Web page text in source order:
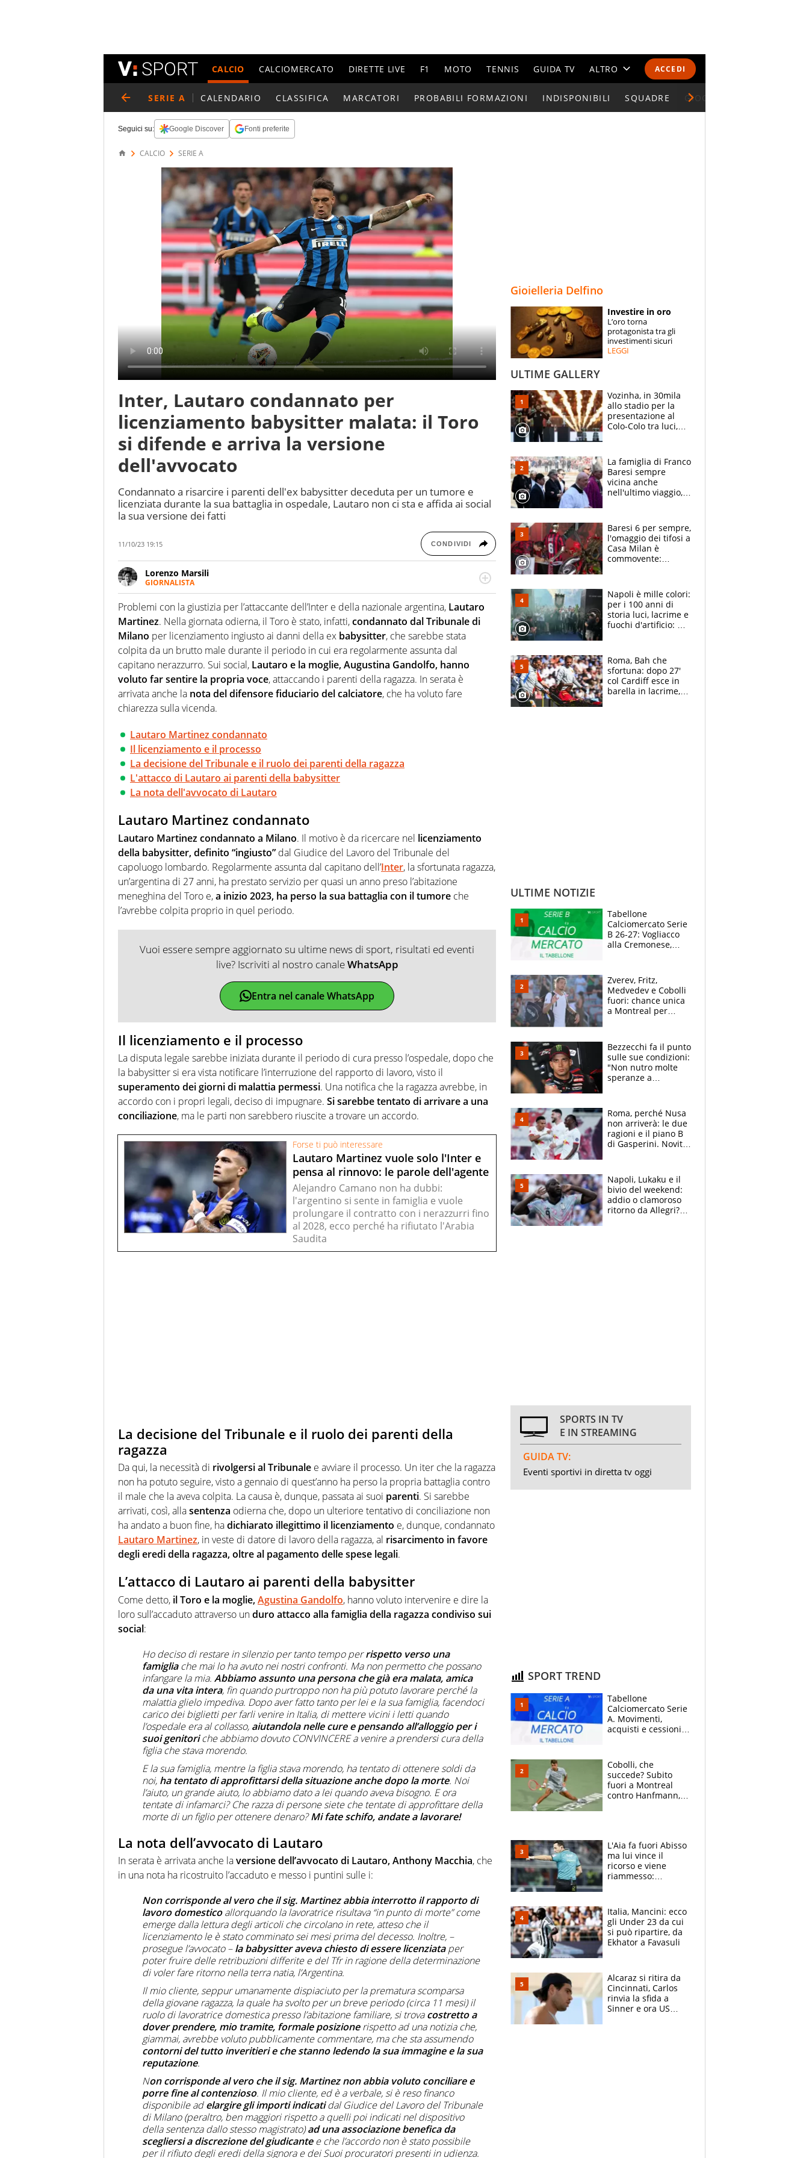
ACCEDI
CALCIO CALCIOMERCATO DIRETTE LIVE F1 MOTO TENNIS GUIDA TV ALTRO
CALENDARI E CLASSIFICHE
ESPERTI
CONTATTI
SERIE A CALENDARIO CLASSIFICA MARCATORI PROBABILI FORMAZIONI INDISPONIBILI SQUADRE GIOCATORI SERIE A
Seguici su: Google Discover Fonti preferite
CALCIO SERIE A
Inter, Lautaro condannato per
licenziamento babysitter malata: il Toro
si difende e arriva la versione
dell'avvocato
Condannato a risarcire i parenti dell'ex babysitter deceduta per un tumore e
licenziata durante la sua battaglia in ospedale, Lautaro non ci sta e affida ai social
la sua versione dei fatti
11/10/23 19:15 CONDIVIDI
Lorenzo Marsili
GIORNALISTA
Giornalista pubblicista, redattore, divulgatore. E' una delle anime video del sito:
racconta in immagini un evento e lo fa come pochi altri
Problemi con la giustizia per l’attaccante dell’Inter e della nazionale argentina, Lautaro
Martinez. Nella giornata odierna, il Toro è stato, infatti,condannato dal Tribunale di
Milano per licenziamento ingiusto ai danni della ex babysitter, che sarebbe stata
colpita da un brutto male durante il periodo in cui era regolarmente assunta dal
capitano nerazzurro. Sui social, Lautaro e la moglie, Augustina Gandolfo, hanno
voluto far sentire la propria voce, attaccando i parenti della ragazza. In serata è
arrivata anche la nota del difensore fiduciario del calciatore, che ha voluto fare
chiarezza sulla vicenda.
Lautaro Martinez condannato
Il licenziamento e il processo
La decisione del Tribunale e il ruolo dei parenti della ragazza
L'attacco di Lautaro ai parenti della babysitter
La nota dell'avvocato di Lautaro
Lautaro Martinez condannato
Lautaro Martinez condannato a Milano. Il motivo è da ricercare nel licenziamento
della babysitter, definito “ingiusto” dal Giudice del Lavoro del Tribunale del
capoluogo lombardo. Regolarmente assunta dal capitano dell’Inter, la sfortunata ragazza,
un’argentina di 27 anni, ha prestato servizio per quasi un anno preso l’abitazione
meneghina del Toro e,a inizio 2023, ha perso la sua battaglia con il tumore che
l’avrebbe colpita proprio in quel periodo.
Vuoi essere sempre aggiornato su ultime news di sport, risultati ed eventi
live? Iscriviti al nostro canaleWhatsApp
Entra nel canale WhatsApp
Il licenziamento e il processo
La disputa legale sarebbe iniziata durante il periodo di cura presso l’ospedale, dopo che
la babysitter si era vista notificare l’interruzione del rapporto di lavoro, visto il
superamento dei giorni di malattia permessi. Una notifica che la ragazza avrebbe, in
accordo con i propri legali, deciso di impugnare. Si sarebbe tentato di arrivare a una
conciliazione, ma le parti non sarebbero riuscite a trovare un accordo.
Forse ti può interessare
Lautaro Martinez vuole solo l'Inter e
pensa al rinnovo: le parole dell'agente
Alejandro Camano non ha dubbi:
l'argentino si sente in famiglia e vuole
prolungare il contratto con i nerazzurri fino
al 2028, ecco perché ha rifiutato l'Arabia
Saudita
La decisione del Tribunale e il ruolo dei parenti della
ragazza
Da qui, la necessità di rivolgersi al Tribunale e avviare il processo. Un iter che la ragazza
non ha potuto seguire, visto a gennaio di quest’anno ha perso la propria battaglia contro
il male che la aveva colpita. La causa è, dunque, passata ai suoi parenti. Si sarebbe
arrivati, così, allasentenza odierna che, dopo un ulteriore tentativo di conciliazione non
ha andato a buon fine, hadichiarato illegittimo il licenziamento e, dunque, condannato
Lautaro Martinez, in veste di datore di lavoro della ragazza, al risarcimento in favore
degli eredi della ragazza, oltre al pagamento delle spese legali.
L’attacco di Lautaro ai parenti della babysitter
Come detto, il Toro e la moglie,Agustina Gandolfo, hanno voluto intervenire e dire la
loro sull’accaduto attraverso unduro attacco alla famiglia della ragazza condiviso sui
social:
Ho deciso di restare in silenzio per tanto tempo perrispetto verso una
famigliache mai lo ha avuto nei nostri confronti. Ma non permetto che possano
infangare la mia. Abbiamo assunto una persona che già era malata, amica
da una vita intera, fin quando purtroppo non ha più potuto lavorare perché la
malattia glielo impediva. Dopo aver fatto tanto per lei e la sua famiglia, facendoci
carico dei biglietti per farli venire in Italia, di mettere vicini i letti quando
l’ospedale era al collasso, aiutandola nelle cure e pensando all’alloggio per i
suoi genitoriche abbiamo dovuto CONVINCERE a venire a prendersi cura della
figlia che stava morendo.
E la sua famiglia, mentre la figlia stava morendo, ha tentato di ottenere soldi da
noi, ha tentato di approfittarsi della situazione anche dopo la morte. Noi
l’aiuto, un grande aiuto, lo abbiamo dato a lei quando aveva bisogno. E ora
tentate di infamarci? Che razza di persone siete che tentate di approfittare della
morte di un figlio per ottenere denaro?Mi fate schifo, andate a lavorare!
La nota dell’avvocato di Lautaro
In serata è arrivata anche laversione dell’avvocato di Lautaro, Anthony Macchia, che
in una nota ha ricostruito l’accaduto e messo i puntini sulle i:
Non corrisponde al vero che il sig. Martinez abbia interrotto il rapporto di
lavoro domesticoallorquando la lavoratrice risultava “in punto di morte” come
emerge dalla lettura degli articoli che circolano in rete, atteso che il
licenziamento le è stato comminato sei mesi prima del decesso. Inoltre, –
prosegue l’avvocato –la babysitter aveva chiesto di essere licenziataper
poter fruire delle retribuzioni differite e del Tfr in ragione della determinazione
di voler fare ritorno nella terra natia, l’Argentina.
Il mio cliente, seppur umanamente dispiaciuto per la prematura scomparsa
della giovane ragazza, la quale ha svolto per un breve periodo (circa 11 mesi) il
ruolo di lavoratrice domestica presso l’abitazione familiare, si trovacostretto a
dover prendere, mio tramite, formale posizionerispetto ad una notizia che,
giammai, avrebbe voluto pubblicamente commentare, ma che sta assumendo
contorni del tutto inveritieri e che stanno ledendo la sua immagine e la sua
reputazione.
Non corrisponde al vero che il sig. Martinez non abbia voluto conciliare e
porre fine al contenzioso. Il mio cliente, ed è a verbale, si è reso financo
disponibile adelargire gli importi indicatidal Giudice del Lavoro del Tribunale
di Milano (peraltro, ben maggiori rispetto a quelli poi indicati nel dispositivo
della sentenza dallo stesso magistrato)ad una associazione benefica da
scegliersi a discrezione del giudicantee che l’accordo non è stato possibile
per il rifiuto degli eredi della signora e dei Suoi procuratori presenti in udienza.
Gioielleria Delfino
Investire in oro
L’oro torna
protagonista tra gli
investimenti sicuri
LEGGI
ULTIME GALLERY
Vozinha, in 30mila
allo stadio per la
presentazione al
Colo-Colo tra luci,
La famiglia di Franco
Baresi sempre
vicina anche
nell'ultimo viaggio,
circondati
dall'affetto dei tifosi
Baresi 6 per sempre,
l'omaggio dei tifosi a
Casa Milan è
commovente:
bigliettini
Napoli è mille colori:
per i 100 anni di
storia luci, lacrime e
fuochi d'artificio: De
Roma, Bah che
sfortuna: dopo 27'
col Cardiff esce in
barella in lacrime,
ULTIME NOTIZIE
Tabellone
Calciomercato Serie
B 26-27: Vogliacco
alla Cremonese,
Zverev, Fritz,
Medvedev e Cobolli
fuori: chance unica
a Montreal per
attacca le palline
Bezzecchi fa il punto
sulle sue condizioni:
"Non nutro molte
speranze a
da Aragon
Roma, perché Nusa
non arriverà: le due
ragioni e il piano B
di Gasperini. Novità
Napoli, Lukaku e il
bivio del weekend:
addio o clamoroso
ritorno da Allegri?
SPORTS IN TV
E IN STREAMING
GUIDA TV:
Eventi sportivi in diretta tv oggi
SPORT TREND
Tabellone
Calciomercato Serie
A. Movimenti,
acquisti e cessioni:
Cobolli, che
succede? Subito
fuori a Montreal
contro Hanfmann,
L'Aia fa fuori Abisso
ma lui vince il
ricorso e viene
riammesso:
Italia, Mancini: ecco
gli Under 23 da cui
si può ripartire, da
Ekhator a Favasuli
Alcaraz si ritira da
Cincinnati, Carlos
rinvia la sfida a
Sinner e ora US